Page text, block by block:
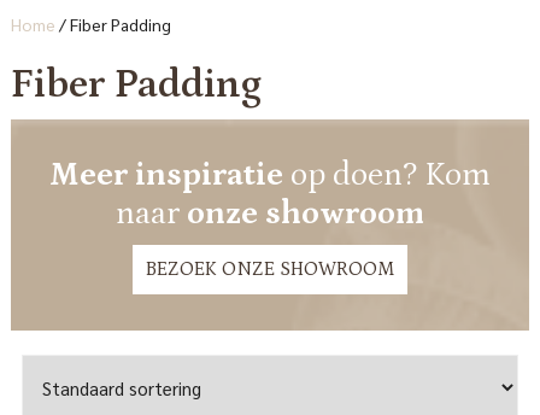
Home /Fiber Padding
Fiber Padding
Meer inspiratie op doen? Kom
naar onze showroom
BEZOEK ONZE SHOWROOM